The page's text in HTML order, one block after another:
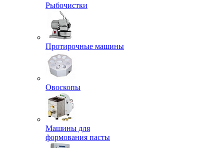
Рыбочистки
Протирочные машины
Овоскопы
Машины для
формования пасты